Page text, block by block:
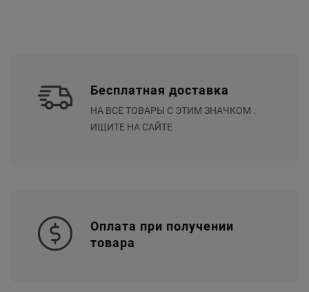
Бесплатная доставка
НА ВСЕ ТОВАРЫ С ЭТИМ ЗНАЧКОМ .
ИЩИТЕ НА САЙТЕ
Оплата при получении
товара